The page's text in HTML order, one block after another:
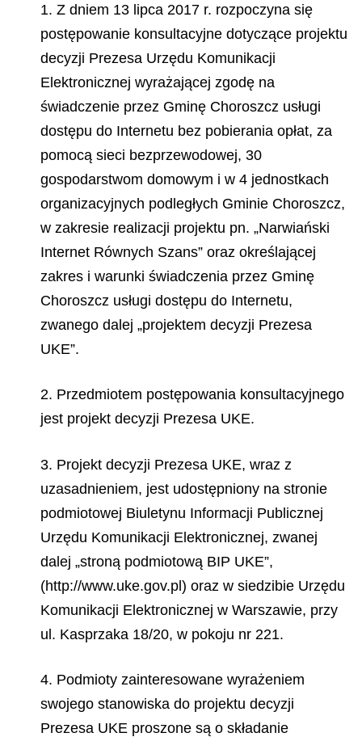
1. Z dniem 13 lipca 2017 r. rozpoczyna się
postępowanie konsultacyjne dotyczące projektu
decyzji Prezesa Urzędu Komunikacji
Elektronicznej wyrażającej zgodę na
świadczenie przez Gminę Choroszcz usługi
dostępu do Internetu bez pobierania opłat, za
pomocą sieci bezprzewodowej, 30
gospodarstwom domowym i w 4 jednostkach
organizacyjnych podległych Gminie Choroszcz,
w zakresie realizacji projektu pn. „Narwiański
Internet Równych Szans” oraz określającej
zakres i warunki świadczenia przez Gminę
Choroszcz usługi dostępu do Internetu,
zwanego dalej „projektem decyzji Prezesa
UKE”.
2. Przedmiotem postępowania konsultacyjnego
jest projekt decyzji Prezesa UKE.
3. Projekt decyzji Prezesa UKE, wraz z
uzasadnieniem, jest udostępniony na stronie
podmiotowej Biuletynu Informacji Publicznej
Urzędu Komunikacji Elektronicznej, zwanej
dalej „stroną podmiotową BIP UKE”,
(http://www.uke.gov.pl) oraz w siedzibie Urzędu
Komunikacji Elektronicznej w Warszawie, przy
ul. Kasprzaka 18/20, w pokoju nr 221.
4. Podmioty zainteresowane wyrażeniem
swojego stanowiska do projektu decyzji
Prezesa UKE proszone są o składanie